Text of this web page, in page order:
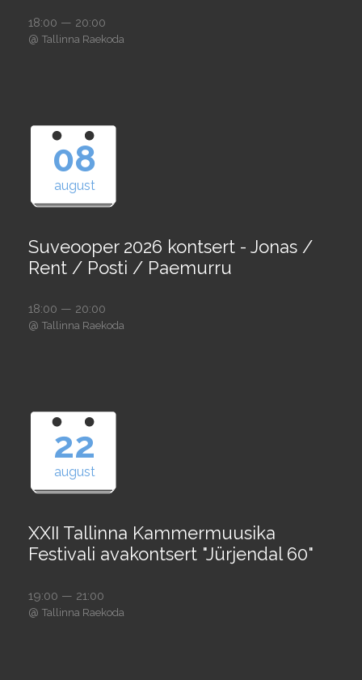
18:00 — 20:00
@ Tallinna Raekoda
08
august
Suveooper 2026 kontsert - Jonas /
Rent / Posti / Paemurru
18:00 — 20:00
@ Tallinna Raekoda
22
august
XXII Tallinna Kammermuusika
Festivali avakontsert "Jürjendal 60"
19:00 — 21:00
@ Tallinna Raekoda